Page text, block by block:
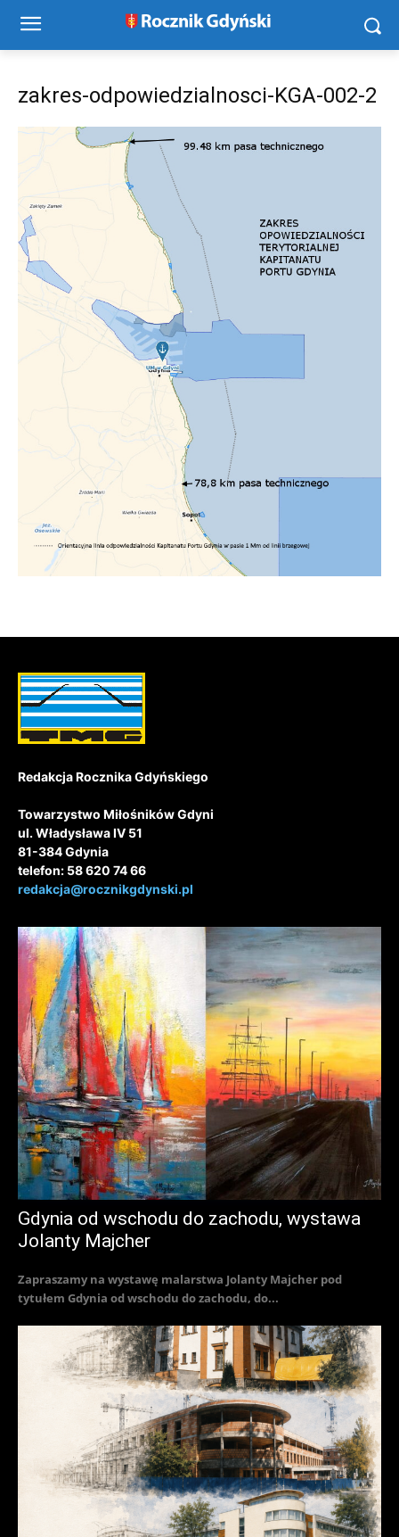
zakres-odpowiedzialnosci-KGA-002-2
Redakcja Rocznika Gdyńskiego
Towarzystwo Miłośników Gdyni
ul. Władysława IV 51
81-384 Gdynia
telefon: 58 620 74 66
redakcja@rocznikgdynski.pl
Gdynia od wschodu do zachodu, wystawa
Jolanty Majcher
Zapraszamy na wystawę malarstwa Jolanty Majcher pod
tytułem Gdynia od wschodu do zachodu, do...